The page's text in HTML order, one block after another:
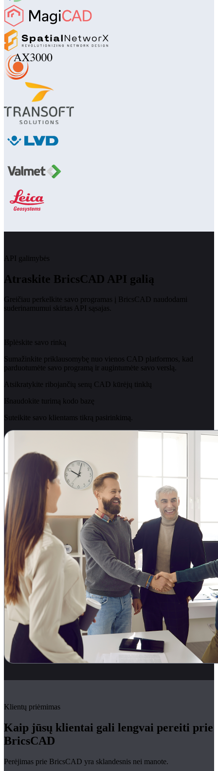
API galimybės
Atraskite BricsCAD API galią
Greičiau perkelkite savo programas į BricsCAD naudodami
suderinamumui skirtas API sąsajas.
Išplėskite savo rinką
Sumažinkite priklausomybę nuo vienos CAD platformos, kad
parduotumėte savo programą ir augintumėte savo verslą.
Atsikratykite ribojančių senų CAD kūrėjų tinklų
Išnaudokite turimą kodo bazę
Suteikite savo klientams tikrą pasirinkimą.
Klientų priėmimas
Kaip jūsų klientai gali lengvai pereiti prie
BricsCAD
Perėjimas prie BricsCAD yra sklandesnis nei manote.